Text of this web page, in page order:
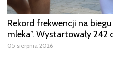
Rekord frekwencji na
mleka”. Wystartowały 242
05 sierpnia 2026